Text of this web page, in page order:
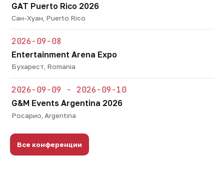
GAT Puerto Rico 2026
Сан-Хуан, Puerto Rico
2026-09-08
Entertainment Arena Expo
Бухарест, Romania
2026-09-09 - 2026-09-10
G&M Events Argentina 2026
Росарио, Argentina
Все конференции